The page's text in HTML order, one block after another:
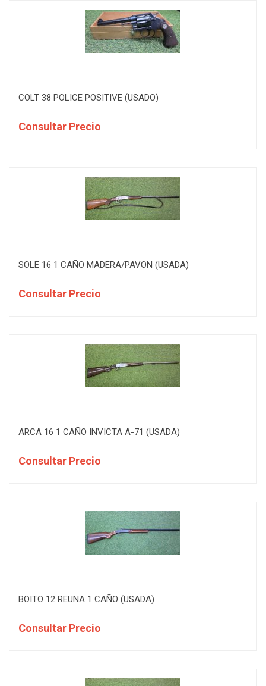
COLT 38 POLICE POSITIVE (USADO)
Consultar Precio
SOLE 16 1 CAÑO MADERA/PAVON (USADA)
Consultar Precio
ARCA 16 1 CAÑO INVICTA A-71 (USADA)
Consultar Precio
BOITO 12 REUNA 1 CAÑO (USADA)
Consultar Precio